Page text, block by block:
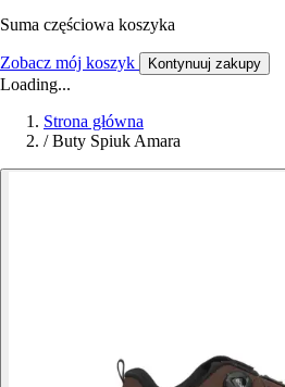
Suma częściowa koszyka
Zobacz mój koszyk Kontynuuj zakupy
Loading...
Strona główna
/ Buty Spiuk Amara